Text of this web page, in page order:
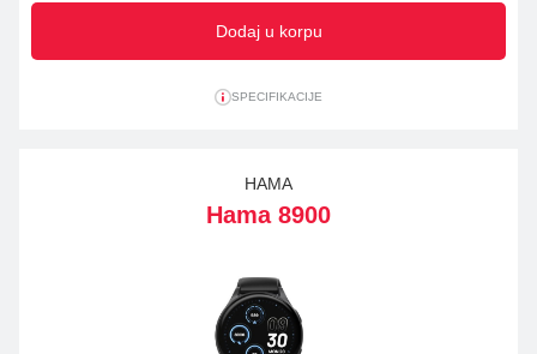
Dodaj u korpu
SPECIFIKACIJE
HAMA
Hama 8900